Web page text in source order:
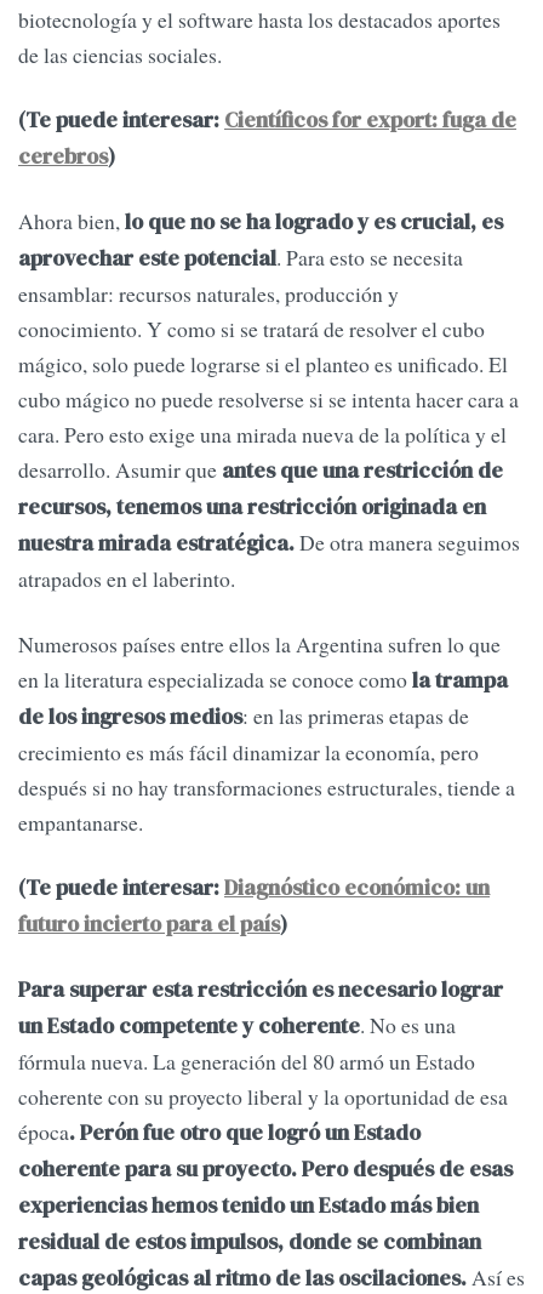
biotecnología y el software hasta los destacados aportes
de las ciencias sociales.
(Te puede interesar: Científicos for export: fuga de
cerebros)
Ahora bien,lo que no se ha logrado y es crucial, es
aprovechar este potencial. Para esto se necesita
ensamblar: recursos naturales, producción y
conocimiento. Y como si se tratará de resolver el cubo
mágico, solo puede lograrse si el planteo es unificado. El
cubo mágico no puede resolverse si se intenta hacer cara a
cara. Pero esto exige una mirada nueva de la política y el
desarrollo. Asumir que antes que una restricción de
recursos, tenemos una restricción originada en
nuestra mirada estratégica.De otra manera seguimos
atrapados en el laberinto.
Numerosos países entre ellos la Argentina sufren lo que
en la literatura especializada se conoce comola trampa
de los ingresos medios: en las primeras etapas de
crecimiento es más fácil dinamizar la economía, pero
después si no hay transformaciones estructurales, tiende a
empantanarse.
(Te puede interesar:Diagnóstico económico: un
futuro incierto para el país)
Para superar esta restricción es necesario lograr
un Estado competente y coherente. No es una
fórmula nueva. La generación del 80 armó un Estado
coherente con su proyecto liberal y la oportunidad de esa
época. Perón fue otro que logró un Estado
coherente para su proyecto. Pero después de esas
experiencias hemos tenido un Estado más bien
residual de estos impulsos, donde se combinan
capas geológicas al ritmo de las oscilaciones.Así es